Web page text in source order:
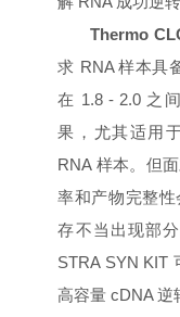
Thermo
求 RNA 样本具
在 1.8 - 2.0 之
果，尤其适用
RNA 样本。但
率和产物完整
存不当出现部
STRA SYN KIT
高容量 cDNA 逆